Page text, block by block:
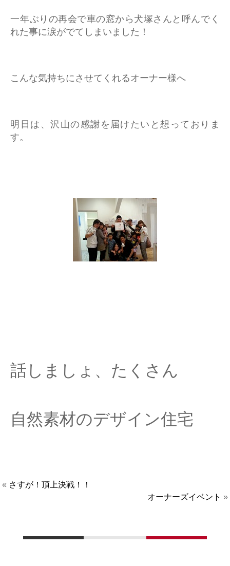
一年ぶりの再会で車の窓から犬塚さんと呼んでく
れた事に涙がでてしまいました！
こんな気持ちにさせてくれるオーナー様へ
明日は、沢山の感謝を届けたいと想っておりま
す。
話しましょ、たくさん
自然素材のデザイン住宅
« さすが！頂上決戦！！
オーナーズイベント »